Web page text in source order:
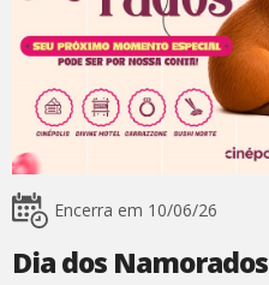
Encerra em 10/06/26
Dia dos Namorados